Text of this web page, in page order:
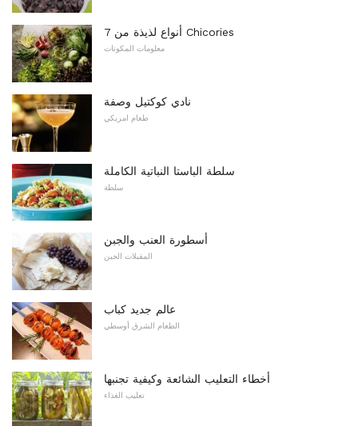
7 أنواع لذيذة من Chicories
معلومات المكونات
نادي كوكتيل وصفة
طعام امريكي
سلطة الباستا النباتية الكاملة
سلطة
أسطورة العنب والجبن
المقبلات الجبن
عالم جديد كباب
الطعام الشرق أوسطي
أخطاء التعليب الشائعة وكيفية تجنبها
تعليب الغذاء